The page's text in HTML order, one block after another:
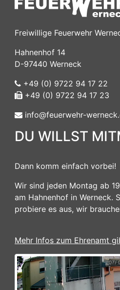
Freiwillige Feuerwehr
Hahnenhof 14
D-97440 Werneck
+49 (0) 9722 94 17 22
+49 (0) 9722 94 17 23
info@feuerwehr-
DU WILLST
Dann komm einfach vorbei!
Wir sind jeden Montag ab
am Hahnenhof in Werneck.
probiere es aus, wir
Mehr Infos zum Ehrenamt